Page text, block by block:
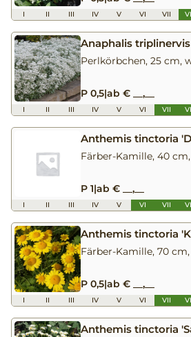
I II III IV V VI VII
Anaphalis
Perlkörbchen, 25 cm,
P 0,5|ab € __,__
I II III IV V VI VII
Anthemis tinctoria
Färber-Kamille, 40
P 1|ab € __,__
I II III IV V VI VII
Anthemis tinctoria
Färber-Kamille, 70
P 0,5|ab € __,__
I II III IV V VI VII
Anthemis tinctoria